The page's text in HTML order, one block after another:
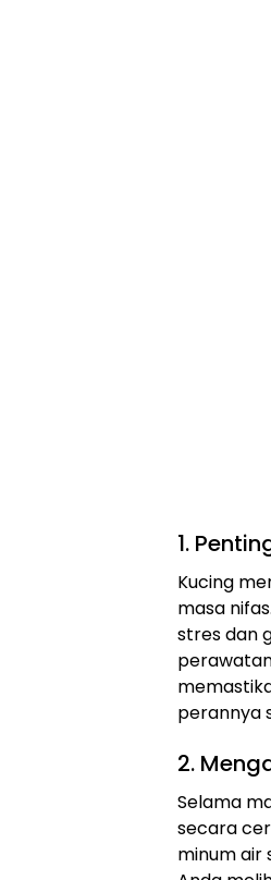
1.
Kucing
masa
stres dan
perannya
2.
Selama
secara
minum air